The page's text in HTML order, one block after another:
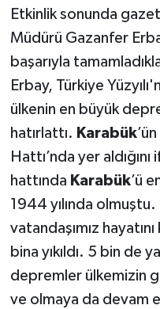
Etkinlik sonunda
Müdürü Gazanfer
başarıyla
Erbay, Türkiye
ülkenin en büyük
hatırlattı. Karabük
Hattı’nda yer
hattında Karabük’ü
1944 yılında
vatandaşımız
bina yıkıldı. 5 bin de
depremler ülkemizin
ve olmaya da devam